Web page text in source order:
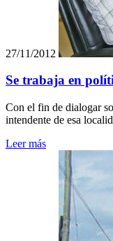
27/11/2012
Se trabaja en
Con el fin de dialogar
intendente de esa
Leer más